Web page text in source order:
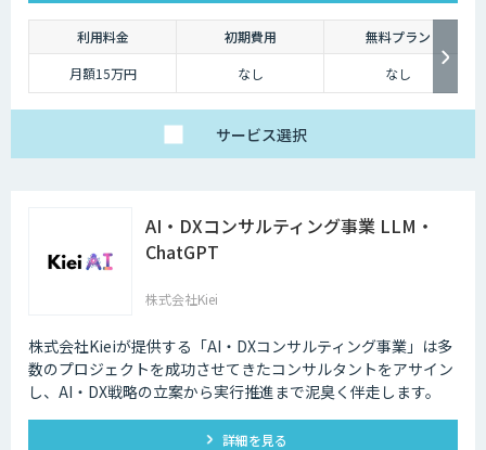
利用料金 初期費用
無料プラン
月額15万円
なし なし
サービス選択
AI・DXコンサルティング事業 LLM・
ChatGPT
株式会社Kiei
株式会社Kieiが提供する「AI・DXコンサルティング事業」は多
数のプロジェクトを成功させてきたコンサルタントをアサイン
し、AI・DX戦略の立案から実行推進まで泥臭く伴走します。
詳細を見る